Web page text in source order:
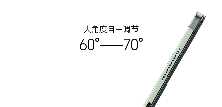
大角度自由调节
60°——70°